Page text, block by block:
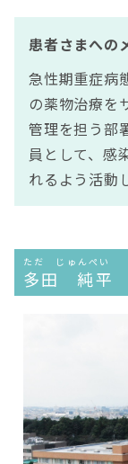
患者さまへの
急性期重症病
の薬物治療を
管理を担う部
員として、感
れるよう活動
ただ じゅんぺい
多田 純平